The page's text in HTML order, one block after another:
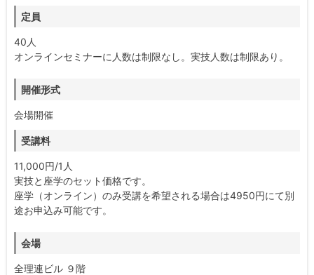
定員
40人
オンラインセミナーに人数は制限なし。実技人数は制限あり。
開催形式
会場開催
受講料
11,000円/1人
実技と座学のセット価格です。
座学（オンライン）のみ受講を希望される場合は4950円にて別
途お申込み可能です。
会場
全理連ビル ９階